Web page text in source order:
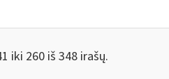
iki 260 iš 348 irašų.